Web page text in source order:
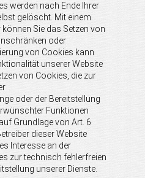
werden nach Ende Ihrer
gelöscht. Mit einem
Sie das Setzen von
oder
von Cookies kann
unserer Website
von Cookies, die zur
oder der Bereitstellung
Funktionen
Grundlage von Art. 6
dieser Website
Interesse an der
zur technisch fehlerfreien
unserer Dienste.